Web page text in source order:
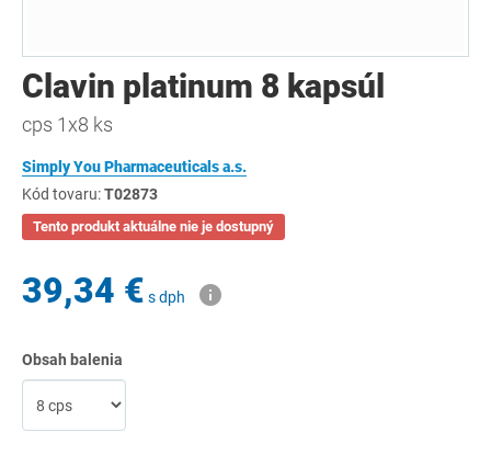
Clavin platinum 8 kapsúl
cps 1x8 ks
Simply You Pharmaceuticals a.s.
Kód tovaru:T02873
Tento produkt aktuálne nie je dostupný
39,34 € s dph
Obsah balenia